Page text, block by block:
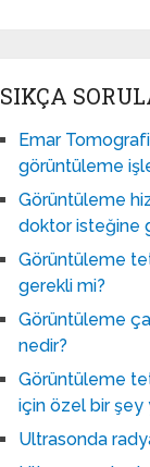
SIKÇA
Emar
görüntüleme
Görüntüleme
doktor isteğine
Görüntüleme
gerekli mi?
Görüntüleme
nedir?
Görüntüleme
için özel bir şey
Ultrasonda